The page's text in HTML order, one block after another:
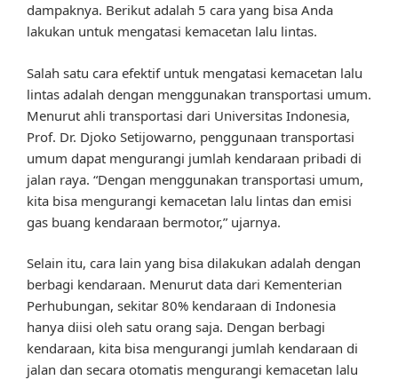
dampaknya. Berikut adalah 5 cara yang bisa Anda
lakukan untuk mengatasi kemacetan lalu lintas.
Salah satu cara efektif untuk mengatasi kemacetan lalu
lintas adalah dengan menggunakan transportasi umum.
Menurut ahli transportasi dari Universitas Indonesia,
Prof. Dr. Djoko Setijowarno, penggunaan transportasi
umum dapat mengurangi jumlah kendaraan pribadi di
jalan raya. “Dengan menggunakan transportasi umum,
kita bisa mengurangi kemacetan lalu lintas dan emisi
gas buang kendaraan bermotor,” ujarnya.
Selain itu, cara lain yang bisa dilakukan adalah dengan
berbagi kendaraan. Menurut data dari Kementerian
Perhubungan, sekitar 80% kendaraan di Indonesia
hanya diisi oleh satu orang saja. Dengan berbagi
kendaraan, kita bisa mengurangi jumlah kendaraan di
jalan dan secara otomatis mengurangi kemacetan lalu